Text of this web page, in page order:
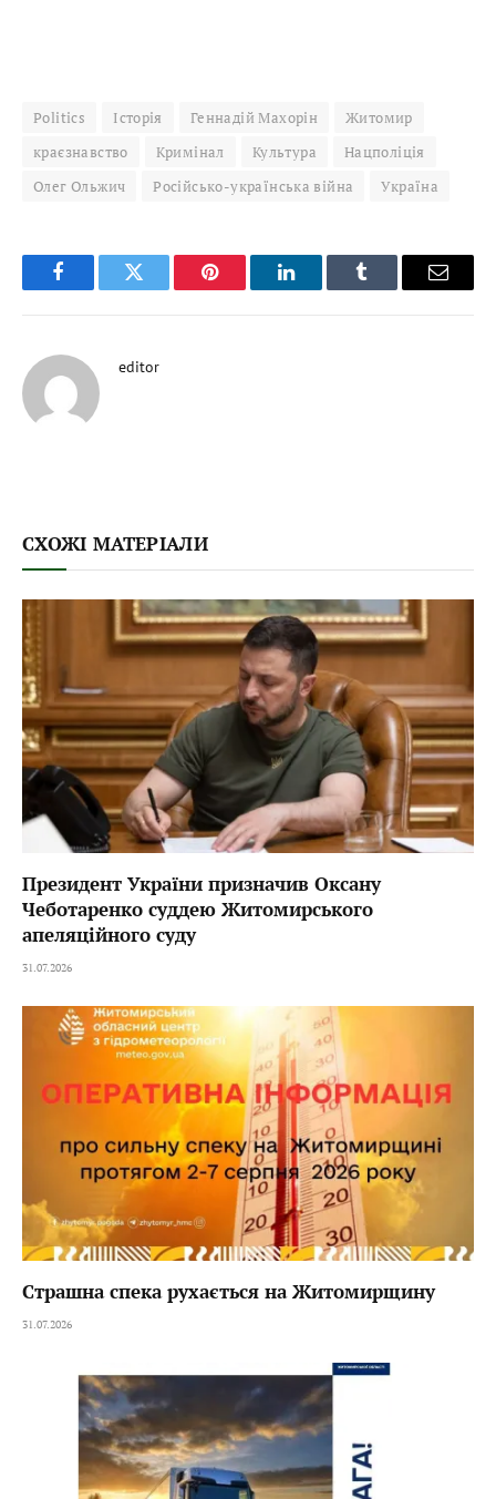
Politics Історія Геннадій Махорін
Житомир
краєзнавство
Кримінал Культура
Нацполіція
Олег Ольжич
Російсько-українська війна Україна
FacebookTwitter Pinterest LinkedInTumblr Email
editor
СХОЖІ МАТЕРІАЛИ
Президент України призначив Оксану
Чеботаренко суддею Житомирського
апеляційного суду
31.07.2026
Страшна спека рухається на Житомирщину
31.07.2026